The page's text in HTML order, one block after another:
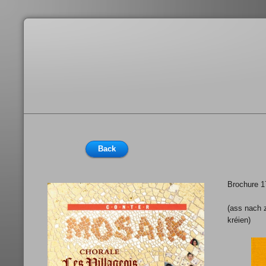
Back
Brochure
(ass nach
kréien)